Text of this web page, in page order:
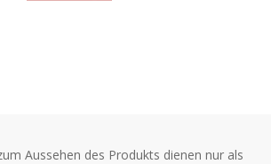
Aussehen des Produkts dienen nur als